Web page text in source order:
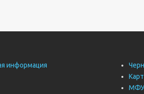
информация
МФУ